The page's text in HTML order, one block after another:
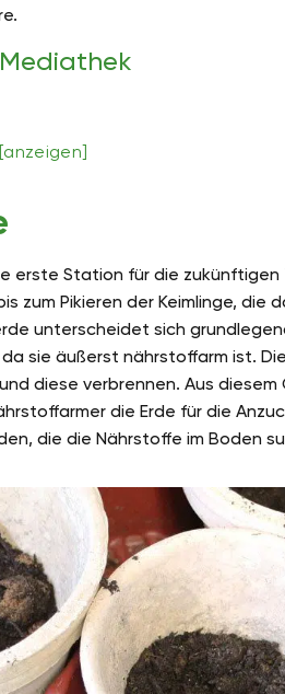
[anzeigen]
erste Station für die
zum Pikieren der Keimlinge,
unterscheidet sich
sie äußerst nährstoffarm ist.
diese verbrennen. Aus
die Erde für die
die die Nährstoffe im Boden